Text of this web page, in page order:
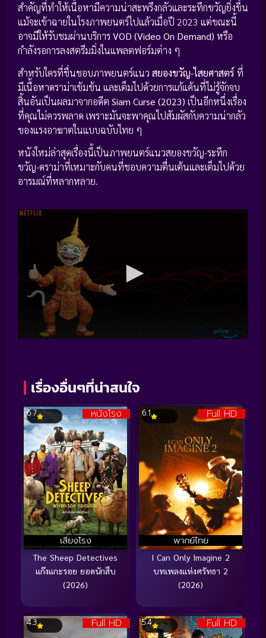
สำคัญที่ทำให้เนื้อหามีความน่าสะพรึงกลัวและระทึกขวัญยิ่งขึ้น
แม้จะเข้าฉายในโรงภาพยนตร์ไปแล้วเมื่อปี 2023 แต่ขณะนี้
อาจมีให้รับชมผ่านบริการVOD (Video On Demand) หรือ
กำลังรอการลงสตรีมมิ่งในแพลตฟอร์มต่าง ๆ
สำหรับใครที่ชื่นชอบภาพยนตร์แนว สยองขวัญ-ไสยศาสตร์ ที่
มีเนื้อหาดราม่าเข้มข้น และเต็มไปด้วยการแก้แค้นที่ไม่รู้จักจบ
สิ้นอันเป็นผลมาจากอดีต Siam Curse (2023) เป็นอีกหนึ่งเรื่อง
ที่คุณไม่ควรพลาด เพราะมันจะพาคุณไปสัมผัสกับความน่ากลัว
ของแรงอาฆาตในแบบฉบับไทย ๆ
หนังใหม่ล่าสุดเรื่องนี้เป็นภาพยนตร์แนวสยองขวัญ-ระทึก
ขวัญ-ดราม่าที่เหมาะกับคนที่ชอบความตื่นเต้นและเต็มไปด้วย
อารมณ์ที่หลากหลาย.
เรื่องอื่นๆที่น่าสนใจ
หนังโรง
เสียงโรง
6.7
The Sheep Detectives
แก๊งแกะรอย ยอดนักสืบ
(2026)
Full HD
พากย์ไทย
6.1
I Can Only Imagine 2
บทเพลงแห่งศรัทธา 2
(2026)
Full HD
4.3 Full HD
5.4